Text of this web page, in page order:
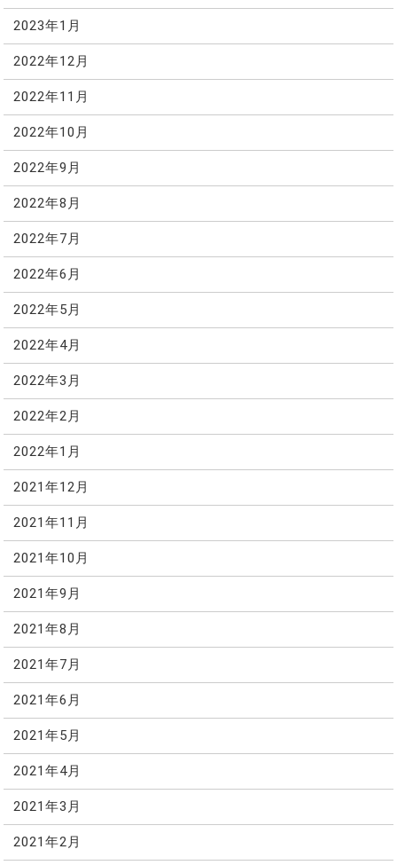
2023年1月
2022年12月
2022年11月
2022年10月
2022年9月
2022年8月
2022年7月
2022年6月
2022年5月
2022年4月
2022年3月
2022年2月
2022年1月
2021年12月
2021年11月
2021年10月
2021年9月
2021年8月
2021年7月
2021年6月
2021年5月
2021年4月
2021年3月
2021年2月